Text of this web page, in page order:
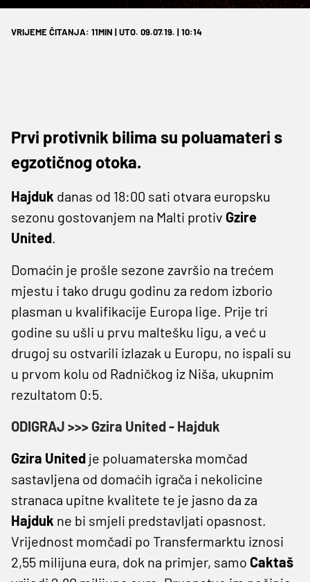
VRIJEME ČITANJA: 11MIN | UTO. 09.07.19. | 10:14
Prvi protivnik bilima su poluamateri s
egzotičnog otoka.
Hajduk danas od 18:00 sati otvara europsku
sezonu gostovanjem na Malti protiv Gzire
United.
Domaćin je prošle sezone završio na trećem
mjestu i tako drugu godinu za redom izborio
plasman u kvalifikacije Europa lige. Prije tri
godine su ušli u prvu maltešku ligu, a već u
drugoj su ostvarili izlazak u Europu, no ispali su
u prvom kolu od Radničkog iz Niša, ukupnim
rezultatom 0:5.
ODIGRAJ >>> Gzira United - Hajduk
Gzira United je poluamaterska momčad
sastavljena od domaćih igrača i nekolicine
stranaca upitne kvalitete te je jasno da za
Hajduk ne bi smjeli predstavljati opasnost.
Vrijednost momčadi po Transfermarktu iznosi
2,55 milijuna eura, dok na primjer, samo Caktaš